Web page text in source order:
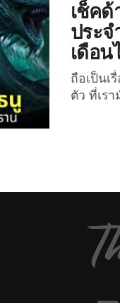
เช็ค
ประจ
เดือน
ถือเป็นเ
ตัว ที่เร
หนังสือ